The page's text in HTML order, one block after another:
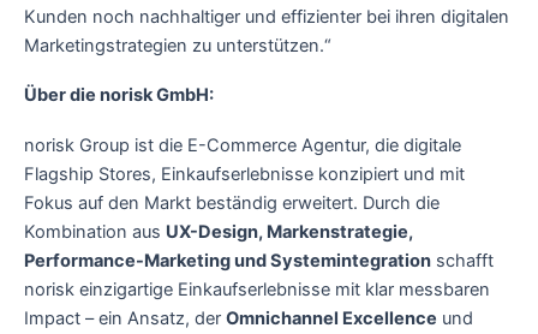
Kunden noch nachhaltiger und effizienter bei ihren digitalen
Marketingstrategien zu unterstützen.“
Über die norisk GmbH:
norisk Group ist die E-Commerce Agentur, die digitale
Flagship Stores, Einkaufserlebnisse konzipiert und mit
Fokus auf den Markt beständig erweitert. Durch die
Kombination aus UX-Design, Markenstrategie,
Performance-Marketing und Systemintegration schafft
norisk einzigartige Einkaufserlebnisse mit klar messbaren
Impact – ein Ansatz, der Omnichannel Excellence und